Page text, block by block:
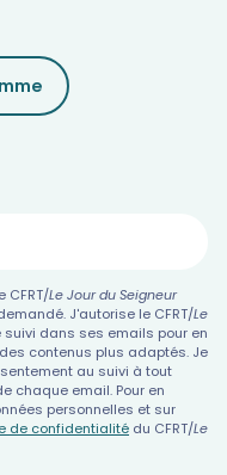
CFRT/Le Jour du Seigneur
J'autorise le CFRT/Le
dans ses emails pour en
contenus plus adaptés. Je
au suivi à tout
chaque email. Pour en
personnelles et sur
de confidentialité du CFRT/Le